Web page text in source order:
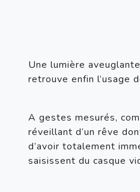
Une lumière
retrouve enfin l’usage
A gestes mesurés,
réveillant d’un rêve
d’avoir totalement
saisissent du casque